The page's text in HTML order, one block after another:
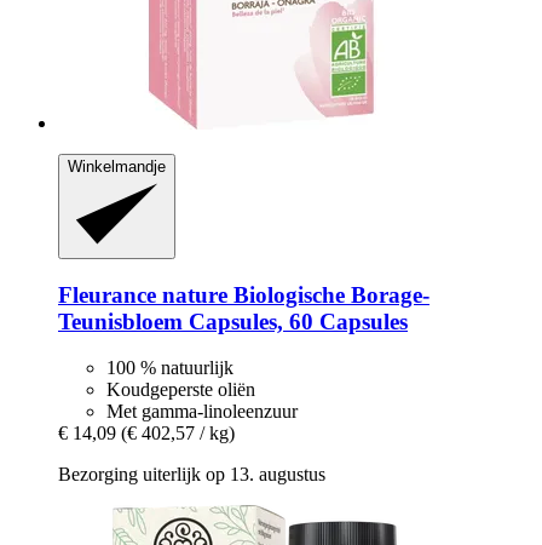
Winkelmandje
Fleurance nature Biologische Borage-​
Teunisbloem Capsules, 60 Capsules
100 % natuurlijk
Koudgeperste oliën
Met gamma-linoleenzuur
€ 14,09 (€ 402,57 / kg)
Bezorging uiterlijk op 13. augustus